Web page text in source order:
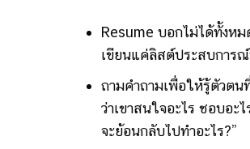
Resume บอกไม่ได้ทั้งหม
เขียนแค่ลิสต์ประสบการณ์
ถามคำถามเพื่อให้รู้ตัวตน
ว่าเขาสนใจอะไร ชอบอ
จะย้อนกลับไปทำอะไร?”